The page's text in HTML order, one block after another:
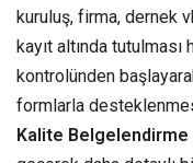
kuruluş, firma, dernek
kayıt altında
kontrolünden
formlarla
Kalite Belgelendirme